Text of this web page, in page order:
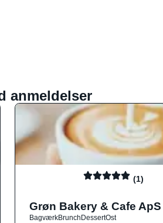
anmeldelser
(1)
Grøn Bakery & Cafe ApS
BagværkBrunchDessertOst